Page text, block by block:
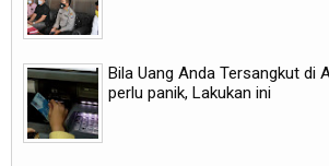
Bila Uang Anda Tersangkut di
perlu panik, Lakukan ini